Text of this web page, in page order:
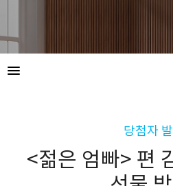
당첨자
<젊은 엄빠> 편